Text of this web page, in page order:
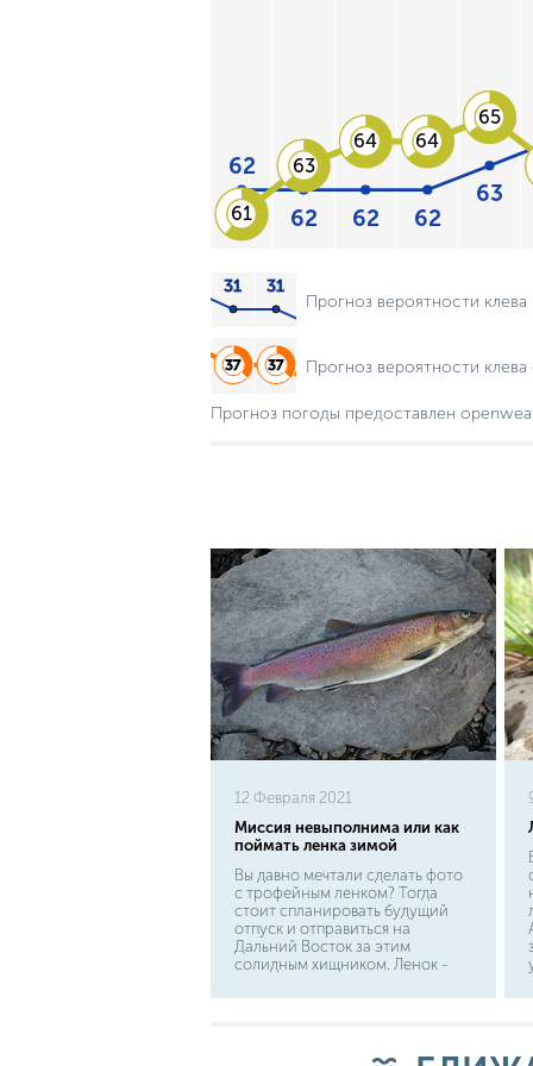
62
62
62 62
63
61
63
64 64
65
Прогноз вероятности
Прогноз вероятности
Прогноз погоды предоставлен
12 Февраля 2021
Миссия невыполнима или как
поймать ленка зимой
Вы давно мечтали сделать фото
с трофейным ленком? Тогда
стоит спланировать будущий
отпуск и отправиться на
Дальний Восток за этим
солидным хищником. Ленок -
плохой воды. Это в разы
Сибири и на Дальнем Востоке.